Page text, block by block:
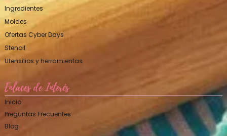
Ingredientes
Moldes
Ofertas Cyber Days
Stencil
Utensilios y herramientas
Enlaces de Interés
Inicio
Preguntas Frecuentes
Blog